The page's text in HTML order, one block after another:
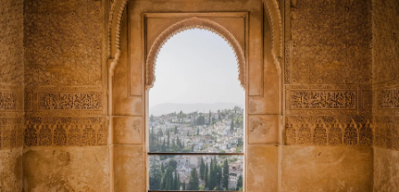
Zzp'ers internationaal onboarden en beheren
PEO
Ingewikkelde HR-taken eenvoudig uitbesteden
INFRASTRUCTUUR
Remote Embedded
HR naadloos in workflows integreren
GROEIFASE
Start-ups
Flexibele global HR en payroll solutions voor groeiende
bedrijven
Mid-market
Teams uitbreiden met HR solutions op maat
Betalingscalculator voor zzp'ers
Ontdek valuta-opties en betaalsnelheden voor
internationale zzp'ers
LEREN MET REMOTE
Onderzoek en gidsen
Casestudy's
Nederlands
Français
Deutsch
Español
Inloggen